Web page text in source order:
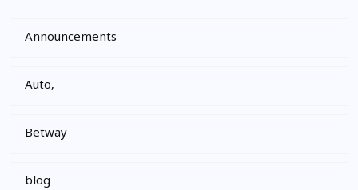
Announcements
Auto,
Betway
blog